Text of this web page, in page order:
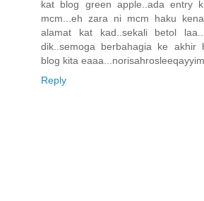
kat blog green apple..ada entry
mcm...eh zara ni mcm haku
alamat kat kad..sekali betol
dik..semoga berbahagia ke akhir
blog kita
Reply